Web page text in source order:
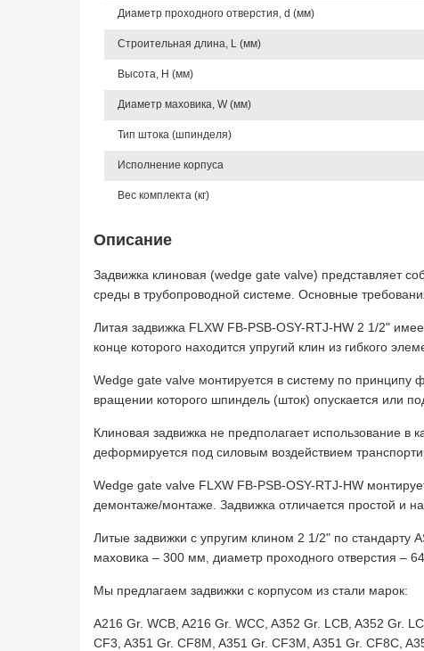
Диаметр проходного отверстия, d (мм)
Строительная длина, L (мм)
Высота, Н (мм)
Диаметр маховика, W (мм)
Тип штока (шпинделя)
Исполнение корпуса
Вес комплекта (кг)
Описание
Задвижка клиновая (wedge gate valve) представляет
среды в трубопроводной системе. Основные
Литая задвижка FLXW FB-PSB-OSY-RTJ-HW 2 1/2"
конце которого находится упругий клин из гибкого
Wedge gate valve монтируется в систему по
вращении которого шпиндель (шток) опускается или
Клиновая задвижка не предполагает использование в
деформируется под силовым воздействием
Wedge gate valve FLXW FB-PSB-OSY-RTJ-HW
демонтаже/монтаже. Задвижка отличается простой и
Литые задвижки с упругим клином 2 1/2" по
маховика – 300 мм, диаметр проходного отверстия –
Мы предлагаем задвижки с корпусом из стали марок:
A216 Gr. WCB, A216 Gr. WCC, A352 Gr. LCB, A352 Gr.
CF3, A351 Gr. CF8M, A351 Gr. CF3M, A351 Gr. CF8C,